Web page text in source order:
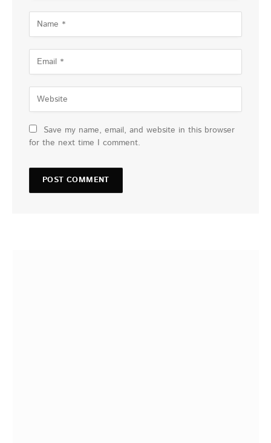
Save my name, email, and website in this browser
for the next time I comment.